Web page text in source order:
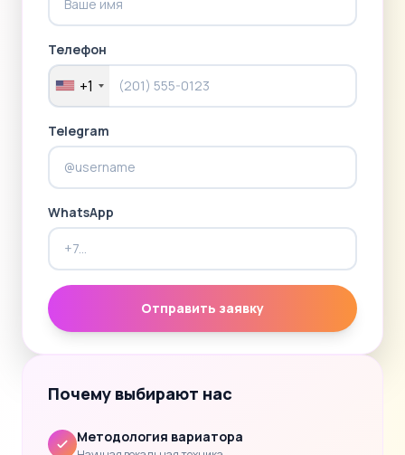
Телефон
+1
Telegram
WhatsApp
Отправить заявку
Почему выбирают нас
Методология вариатора